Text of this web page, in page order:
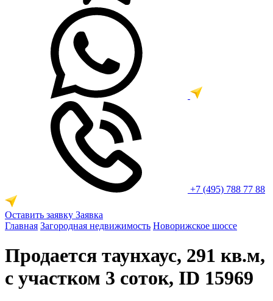
+7 (495) 788 77 88
Оставить заявку Заявка
Главная Загородная недвижимость Новорижское шоссе
Продается таунхаус, 291 кв.м,
с участком 3 соток, ID 15969